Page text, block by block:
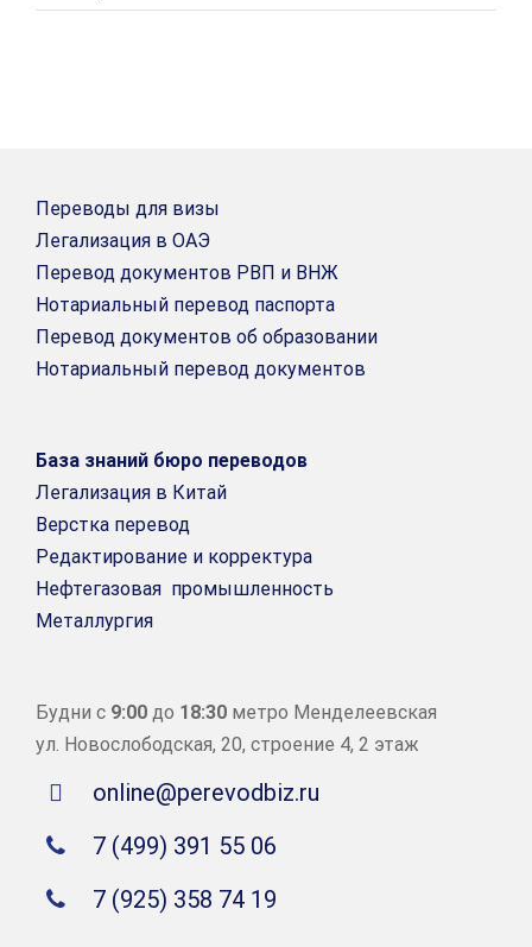
Переводы для визы
Легализация в ОАЭ
Перевод документов РВП и ВНЖ
Нотариальный перевод паспорта
Перевод документов об образовании
Нотариальный перевод документов
База знаний бюро переводов
Легализация в Китай
Верстка перевод
Редактирование и корректура
Нефтегазовая промышленность
Металлургия
Будни с 9:00 до 18:30 метро Менделеевская
ул. Новослободская, 20, строение 4, 2 этаж
online@perevodbiz.ru
7 (499) 391 55 06
7 (925) 358 74 19